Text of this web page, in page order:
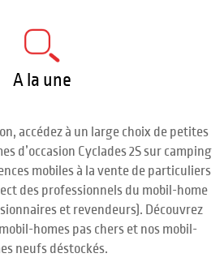
A la une
accédez à un large choix de petites
d’occasion Cyclades 2S sur camping
mobiles à la vente de particuliers
des professionnels du mobil-home
et revendeurs). Découvrez
homes pas chers et nos mobil-
neufs déstockés.